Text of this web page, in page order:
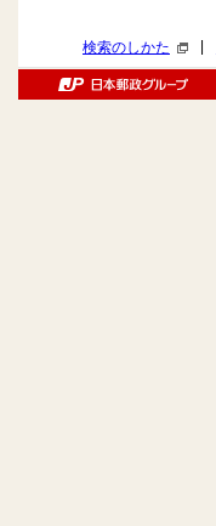
検索のしかた